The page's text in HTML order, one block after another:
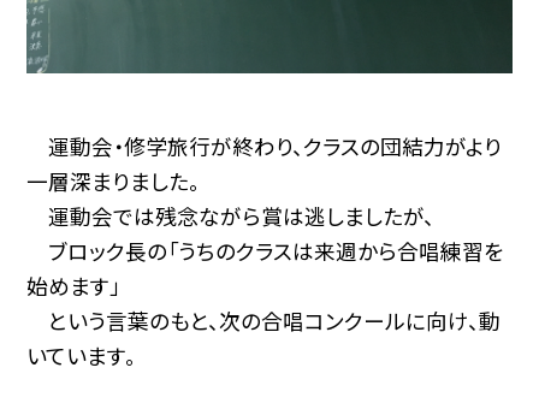
運動会・修学旅行が終わり、クラスの団結力がより
一層深まりました。
運動会では残念ながら賞は逃しましたが、
ブロック長の「うちのクラスは来週から合唱練習を
始めます」
という言葉のもと、次の合唱コンクールに向け、動
いています。